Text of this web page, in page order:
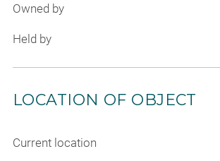
Owned by
Held by
LOCATION OF OBJECT
Current location